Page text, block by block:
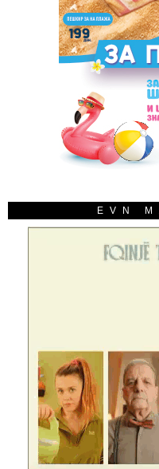
EVN